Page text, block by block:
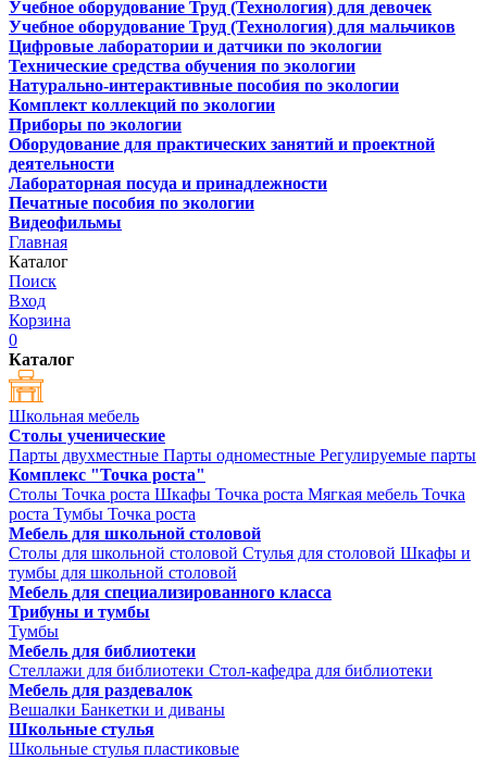
Учебное оборудование Труд (Технология) для девочек
Учебное оборудование Труд (Технология) для мальчиков
Цифровые лаборатории и датчики по экологии
Технические средства обучения по экологии
Натурально-интерактивные пособия по экологии
Комплект коллекций по экологии
Приборы по экологии
Оборудование для практических занятий и проектной
деятельности
Лабораторная посуда и принадлежности
Печатные пособия по экологии
Видеофильмы
Главная
Каталог
Поиск
Вход
Корзина
0
Каталог
Школьная мебель
Столы ученические
Парты двухместные Парты одноместные Регулируемые парты
Комплекс "Точка роста"
Столы Точка роста Шкафы Точка роста Мягкая мебель Точка
роста Тумбы Точка роста
Мебель для школьной столовой
Столы для школьной столовой Стулья для столовой Шкафы и
тумбы для школьной столовой
Мебель для специализированного класса
Трибуны и тумбы
Тумбы
Мебель для библиотеки
Стеллажи для библиотеки Стол-кафедра для библиотеки
Мебель для раздевалок
Вешалки Банкетки и диваны
Школьные стулья
Школьные стулья пластиковые